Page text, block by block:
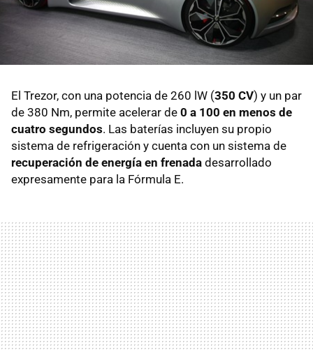
El Trezor, con una potencia de 260 lW (350 CV) y un par
de 380 Nm, permite acelerar de 0 a 100 en menos de
cuatro segundos. Las baterías incluyen su propio
sistema de refrigeración y cuenta con un sistema de
recuperación de energía en frenada desarrollado
expresamente para la Fórmula E.